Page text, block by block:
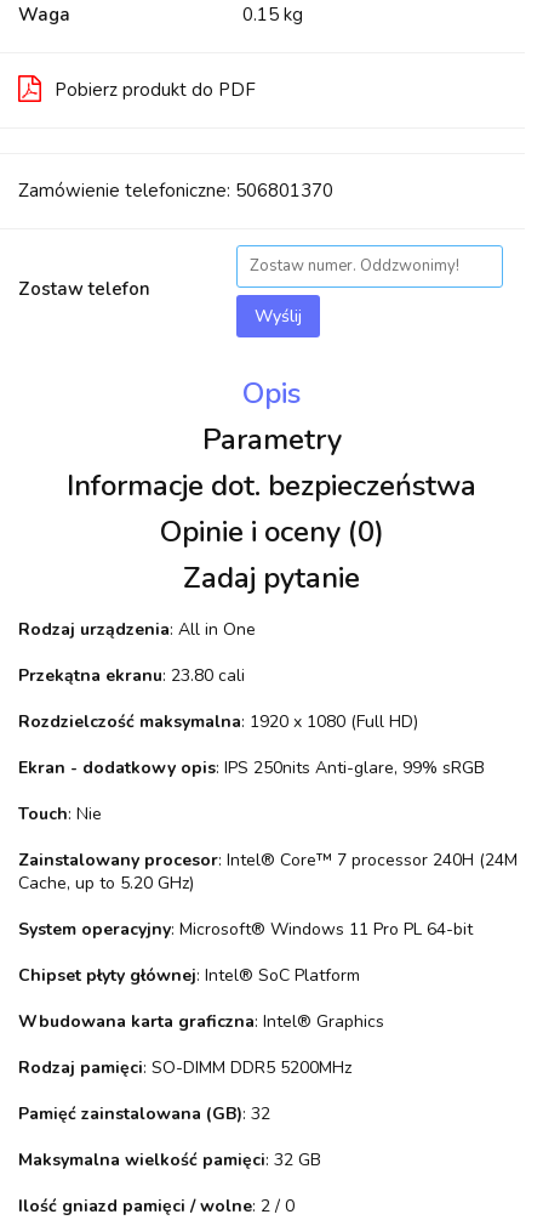
Waga 0.15 kg
Pobierz produkt do PDF
Zamówienie telefoniczne: 506801370
Zostaw telefon
Wyślij
Opis
Parametry
Informacje dot. bezpieczeństwa
Opinie i oceny (0)
Zadaj pytanie
Rodzaj urządzenia: All in One
Przekątna ekranu: 23.80 cali
Rozdzielczość maksymalna: 1920 x 1080 (Full HD)
Ekran - dodatkowy opis: IPS 250nits Anti-glare, 99% sRGB
Touch: Nie
Zainstalowany procesor: Intel® Core™ 7 processor 240H (24M
Cache, up to 5.20 GHz)
System operacyjny: Microsoft® Windows 11 Pro PL 64-bit
Chipset płyty głównej: Intel® SoC Platform
Wbudowana karta graficzna: Intel® Graphics
Rodzaj pamięci: SO-DIMM DDR5 5200MHz
Pamięć zainstalowana (GB): 32
Maksymalna wielkość pamięci: 32 GB
Ilość gniazd pamięci / wolne: 2 / 0